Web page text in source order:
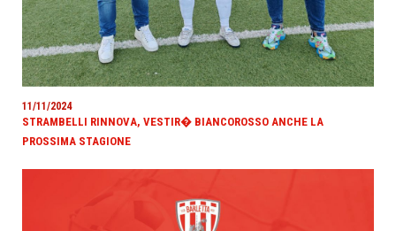
11/11/2024
STRAMBELLI RINNOVA, VESTIR� BIANCOROSSO ANCHE LA
PROSSIMA STAGIONE